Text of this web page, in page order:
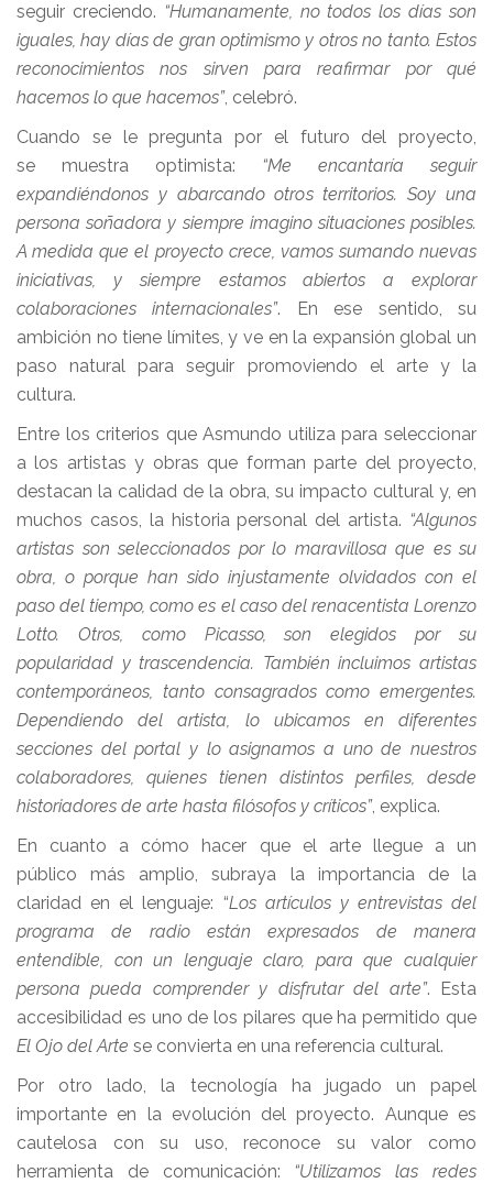
seguir creciendo. “Humanamente, no todos los días son
iguales, hay días de gran optimismo y otros no tanto. Estos
reconocimientos nos sirven para reafirmar por qué
hacemos lo que hacemos”, celebró.
Cuando se le pregunta por el futuro del proyecto,
se muestra optimista: “Me encantaría seguir
expandiéndonos y abarcando otros territorios. Soy una
persona soñadora y siempre imagino situaciones posibles.
A medida que el proyecto crece, vamos sumando nuevas
iniciativas, y siempre estamos abiertos a explorar
colaboraciones internacionales”. En ese sentido, su
ambición no tiene límites, y ve en la expansión global un
paso natural para seguir promoviendo el arte y la
cultura.
Entre los criterios que Asmundo utiliza para seleccionar
a los artistas y obras que forman parte del proyecto,
destacan la calidad de la obra, su impacto cultural y, en
muchos casos, la historia personal del artista. “Algunos
artistas son seleccionados por lo maravillosa que es su
obra, o porque han sido injustamente olvidados con el
paso del tiempo, como es el caso del renacentista Lorenzo
Lotto. Otros, como Picasso, son elegidos por su
popularidad y trascendencia. También incluimos artistas
contemporáneos, tanto consagrados como emergentes.
Dependiendo del artista, lo ubicamos en diferentes
secciones del portal y lo asignamos a uno de nuestros
colaboradores, quienes tienen distintos perfiles, desde
historiadores de arte hasta filósofos y críticos”, explica.
En cuanto a cómo hacer que el arte llegue a un
público más amplio, subraya la importancia de la
claridad en el lenguaje: “Los artículos y entrevistas del
programa de radio están expresados de manera
entendible, con un lenguaje claro, para que cualquier
persona pueda comprender y disfrutar del arte”. Esta
accesibilidad es uno de los pilares que ha permitido que
El Ojo del Arte se convierta en una referencia cultural.
Por otro lado, la tecnología ha jugado un papel
importante en la evolución del proyecto. Aunque es
cautelosa con su uso, reconoce su valor como
herramienta de comunicación: “Utilizamos las redes